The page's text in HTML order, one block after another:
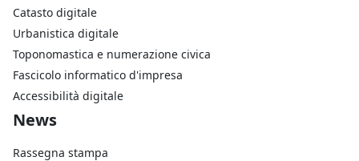
Catasto digitale
Urbanistica digitale
Toponomastica e numerazione civica
Fascicolo informatico d'impresa
Accessibilità digitale
Footer Azienda
News
Rassegna stampa